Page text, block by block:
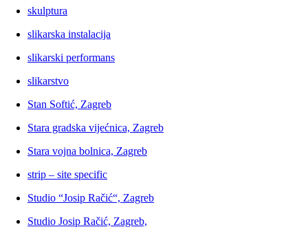
skulptura
slikarska instalacija
slikarski performans
slikarstvo
Stan Softić, Zagreb
Stara gradska vijećnica, Zagreb
Stara vojna bolnica, Zagreb
strip – site specific
Studio “Josip Račić“, Zagreb
Studio Josip Račić, Zagreb,